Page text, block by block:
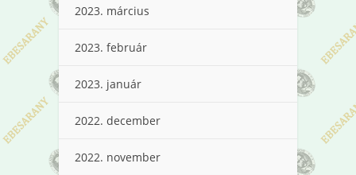
2023. március
2023. február
2023. január
2022. december
2022. november